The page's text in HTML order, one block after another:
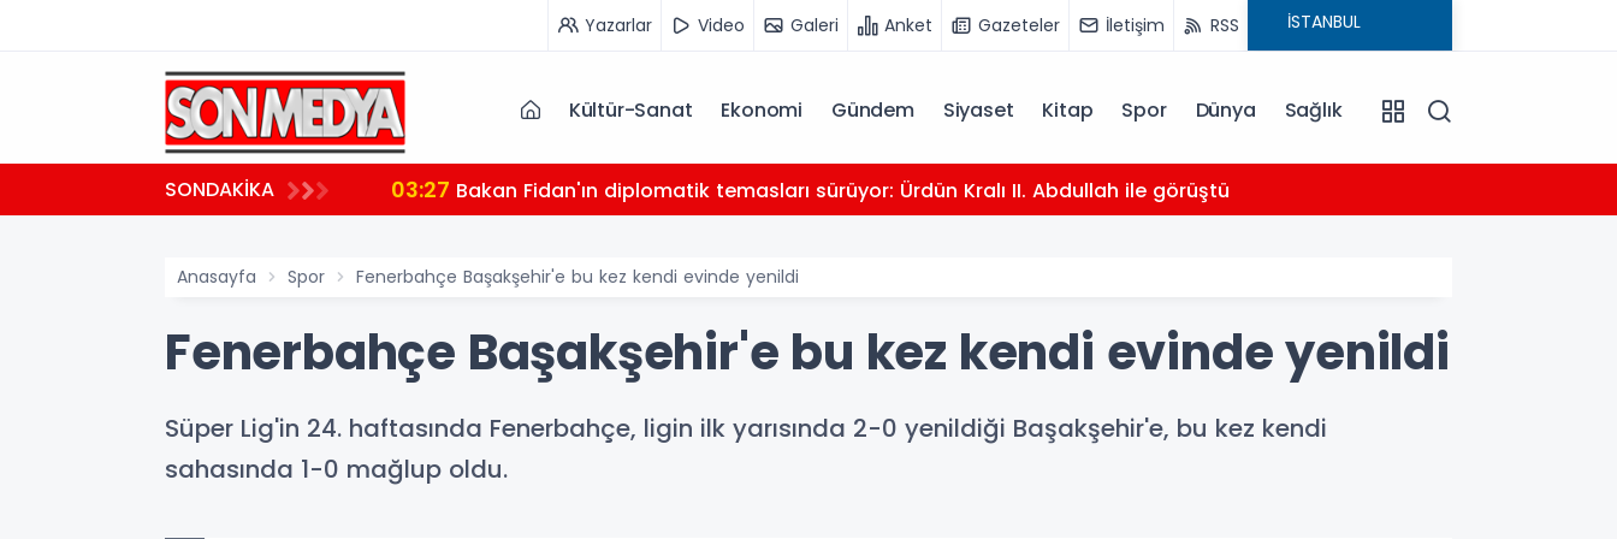
Yazarlar Video Galeri Anket Gazeteler İletişim RSS
Kültür-Sanat Ekonomi Gündem Siyaset Kitap Spor Dünya Sağlık
SONDAKİKA 03:27 Bakan Fidan'ın diplomatik temasları sürüyor: Ürdün Kralı II. Abdullah ile görüştü
Anasayfa Spor Fenerbahçe Başakşehir'e bu kez kendi evinde yenildi
Fenerbahçe Başakşehir'e bu kez kendi evinde yenildi
Süper Lig'in 24. haftasında Fenerbahçe, ligin ilk yarısında 2-0 yenildiği Başakşehir'e, bu kez kendi
sahasında 1-0 mağlup oldu.